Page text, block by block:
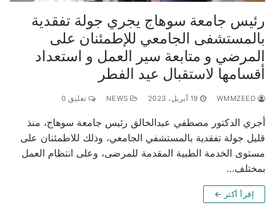
رئيس جامعة سوهاج يجري جولة تفقدية
بالمستشفى الجامعي للإطمئنان على
المرضي و متابعة سير العمل و استعداد
أقسامها لاستقبال عيد الفطر
19 أبريل، 2023 تعليق 0
أجري الدكتور مصطفي عبدالخالق رئيس جامعة سوهاج، منذ
قليل جولة تفقدية بالمستشفي الجامعي، وذلك للاطمئنان على
مستوى الخدمة الطبية المقدمة للمرضى، وعلى انتظام العمل
بمختلف…
إقرأ أكثر ←